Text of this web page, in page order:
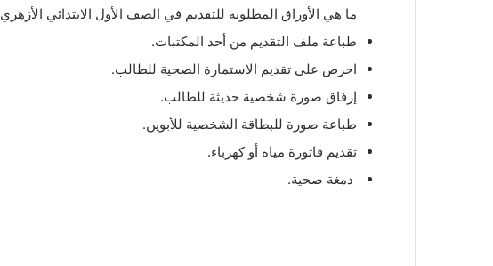
ما هي الأوراق المطلوبة للتقديم في الصف الأول الابتدائي الأزهري
طباعة ملف التقديم من أحد المكتبات.
احرص على تقديم الاستمارة الصحية للطالب.
إرفاق صورة شخصية حديثة للطالب.
طباعة صورة للبطاقة الشخصية للأبوين.
تقديم فاتورة مياه أو كهرباء.
دمغة صحية.